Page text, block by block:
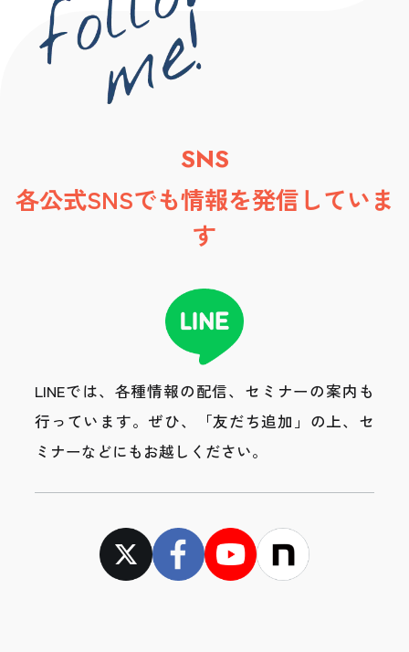
SNS
各公式SNSでも情報を発信していま
す
LINEでは、各種情報の配信、セミナーの案内も
行っています。 ぜひ、「友だち追加」の上、セ
ミナーなどにもお越しください。